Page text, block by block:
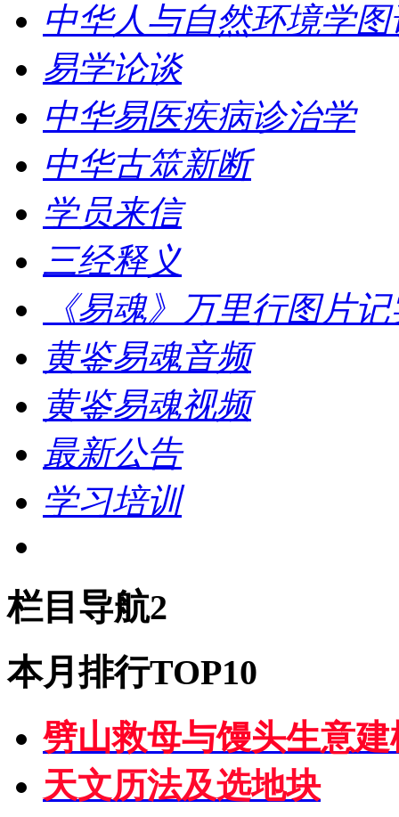
中华人与自然环境学图
易学论谈
中华易医疾病诊治学
中华古筮新断
学员来信
三经释义
《易魂》万里行图片
黄鉴易魂音频
黄鉴易魂视频
最新公告
学习培训
栏目导航2
本月排行TOP10
劈山救母与馒头生意建
天文历法及选地块